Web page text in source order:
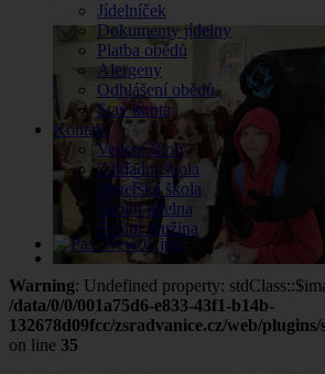
Jídelníček
Dokumenty jídelny
Platba obědů
Alergeny
Odhlášení obědů
Stav konta
Kontakt
Vedení školy
Základní škola
Mateřská škola
Školní jídelna
Školní družina
Warning: Undefined property:
/data/0/0/001a75d6-e833-43f1-b14b-
132678d09fcc/zsradvanice.cz/web/
on line 35